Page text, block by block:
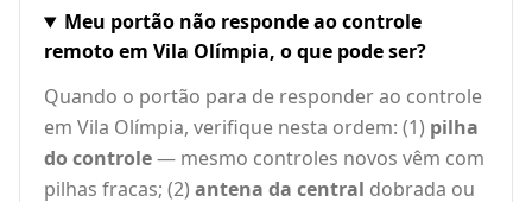
Meu portão não responde ao controle
remoto em Vila Olímpia, o que pode ser?
Quando o portão para de responder ao controle
em Vila Olímpia, verifique nesta ordem: (1) pilha
do controle— mesmo controles novos vêm com
pilhas fracas; (2) antena da central dobrada ou